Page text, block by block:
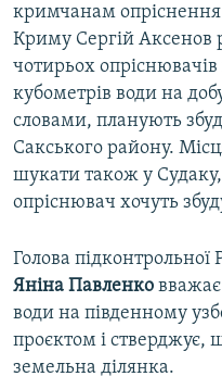
кримчанам опріснення
Криму Сергій Аксенов
чотирьох
кубометрів води на
словами, планують
Сакського району.
шукати також у
опріснювач хочуть
Голова підконтрольної
Яніна Павленко
води на південному
проєктом і стверджує,
земельна ділянка.